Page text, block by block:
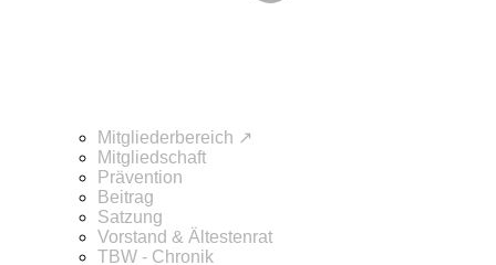
Mitgliederbereich ↗
Mitgliedschaft
Prävention
Beitrag
Satzung
Vorstand & Ältestenrat
TBW - Chronik